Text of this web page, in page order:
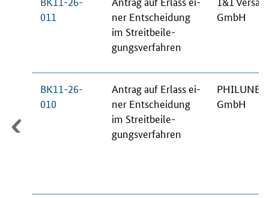
011
ner Ent­schei­dung
im Streit­bei­le­
gungs­ver­fah­ren
GmbH
BK11-26-
010
An­trag auf Er­lass ei­
ner Ent­schei­dung
im Streit­bei­le­
gungs­ver­fah­ren
PHI­LU­NET
GmbH